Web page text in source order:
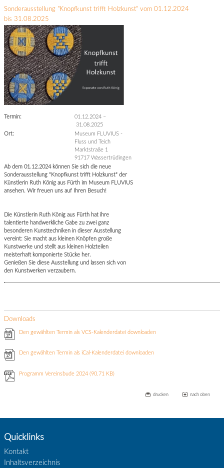
Sonderausstellung "Knopfkunst trifft Holzkunst" vom 01.12.2024
bis 31.08.2025
Termin: 01.12.2024 –
31.08.2025
Ort:
Museum FLUVIUS -
Fluss und Teich
Marktstraße 1
91717 Wassertrüdingen
Ab dem 01.12.2024 können Sie sich die neue
Sonderausstellung "Knopfkunst trifft Holzkunst" der
Künstlerin Ruth König aus Fürth im Museum FLUVIUS
ansehen. Wir freuen uns auf Ihren Besuch!
Die Künstlerin Ruth König aus Fürth hat ihre
talentierte handwerkliche Gabe zu zwei ganz
besonderen Kunsttechniken in dieser Ausstellung
vereint: Sie macht aus kleinen Knöpfen große
Kunstwerke und stellt aus kleinen Holzteilen
meisterhaft komponierte Stücke her.
Genießen Sie diese Ausstellung und lassen sich von
den Kunstwerken verzaubern.
Downloads
Den gewählten Termin als VCS-Kalenderdatei downloaden
Den gewählten Termin als iCal-Kalenderdatei downloaden
Programm Vereinsbude 2024(90.71 KB)
drucken nach oben
Quicklinks
Kontakt
Inhaltsverzeichnis